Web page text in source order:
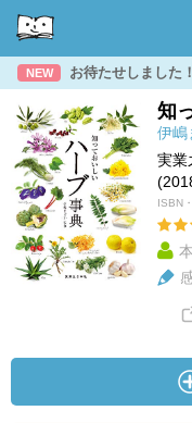
NEW お待たせしました
知
伊嶋
実業
ISBN